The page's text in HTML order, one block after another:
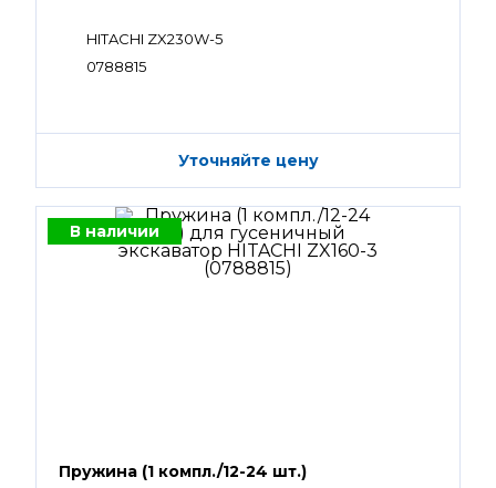
HITACHI ZX230W-5
0788815
Уточняйте цену
В наличии
Пружина (1 компл./12-24 шт.)